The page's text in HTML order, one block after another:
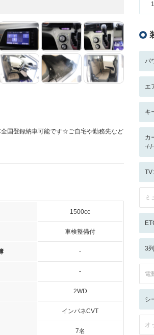
国登録納車可能です☆ご自宅や勤務先など
1500cc
車検整備付
-
-
2WD
インパネCVT
7名
パ
エ
キ
カ
ミ
3
電
シ
オ